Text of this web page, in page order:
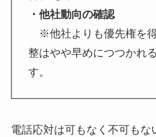
・他社動向の確認
※他社よりも優先権を
整はやや早めにつつかれ
す。
電話応対は可もなく不可もな